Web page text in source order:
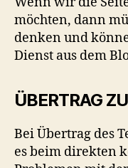
möchten, dann
denken und
Dienst aus dem
ÜBERTRAG
Bei Übertrag des
es beim direkten